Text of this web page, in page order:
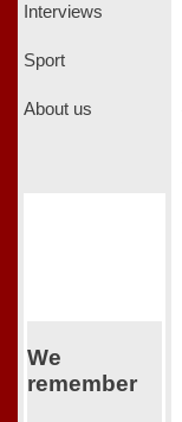
Interviews
Sport
About us
We
remember